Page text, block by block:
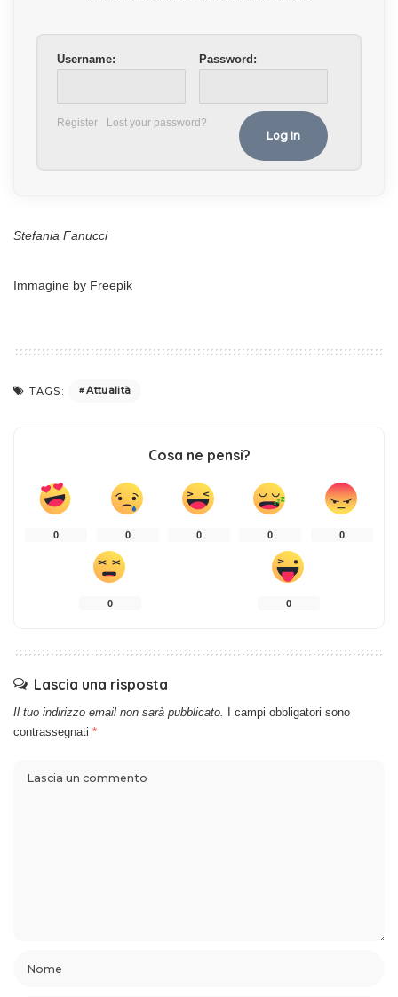
Username: Password:
Register Lost your password?
Stefania Fanucci
Immagine by Freepik
TAGS: Attualità
Cosa ne pensi?
0 0 0 0 0
0 0
Lascia una risposta
Il tuo indirizzo email non sarà pubblicato. I campi obbligatori sono
contrassegnati *